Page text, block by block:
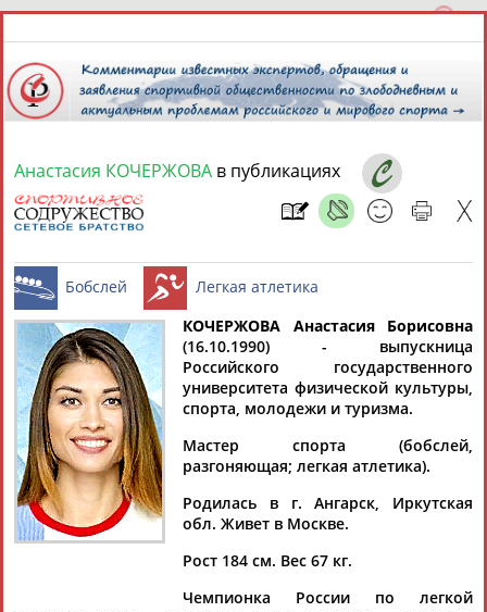
7 августа 2026 года,
СПОРТСМЕНЫ, ТРЕНЕРЫ И СПЕЦИАЛИСТЫ
Найдено: 13181персон Расширенный поиск
Аслаудин
АБАЕВ
Елена
АБАИМОВА
Мария
АБАКУМОВА
Юлия
АБАЛАКИНА
АБАСОВА
АБАЧАРАЕВ
АБАШИДЗЕ
Анастасия КОЧЕРЖОВА в публикациях
Бобслей Легкая атлетика
КОЧЕРЖОВА Анастасия Борисовна
(16.10.1990) - выпускница
Российского государственного
университета физической культуры,
спорта, молодежи и туризма.
Мастер спорта (бобслей,
разгоняющая; легкая атлетика).
Родилась в г. Ангарск, Иркутская
обл. Живет в Москве.
Рост 184 см. Вес 67 кг.
Чемпионка России по легкой